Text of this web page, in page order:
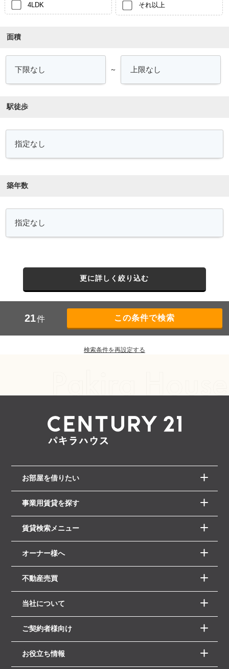
4LDK それ以上
面積
～
駅徒歩
築年数
更に詳しく絞り込む
21件
検索条件を再設定する
お部屋を借りたい
事業用賃貸を探す
賃貸検索メニュー
オーナー様へ
不動産売買
当社について
ご契約者様向け
お役立ち情報